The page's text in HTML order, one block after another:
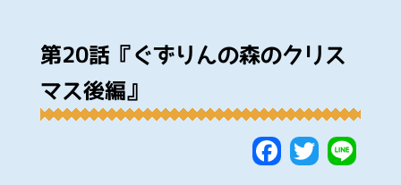
第20話『ぐずりんの森のクリス
マス後編』